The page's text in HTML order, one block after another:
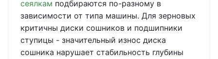
сеялкам подбираются по-разному в
зависимости от типа машины. Для зерновых
критичны диски сошников и подшипники
ступицы - значительный износ диска
сошника нарушает стабильность глубины